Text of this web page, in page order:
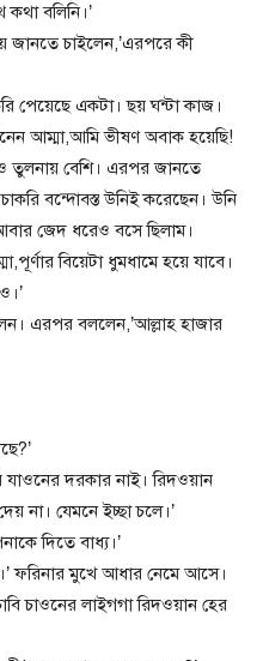
বলিনি।’
জানতে চাইলেন,’এরপরে কী
পেয়েছে একটা। ছয় ঘন্টা কাজ।
আম্মা,আমি ভীষণ অবাক হয়েছি!
বেশি। এরপর জানতে
বন্দোবস্ত উনিই করেছেন। উনি
জেদ ধরেও বসে ছিলাম।
বিয়েটা ধুমধামে হয়ে যাবে।
এরপর বললেন,’আল্লাহ হাজার
দরকার নাই। রিদওয়ান
না। যেমনে ইচ্ছা চলে।’
দিতে বাধ্য।’
ফরিনার মুখে আধার নেমে আসে।
চাওনের লাইগগা রিদওয়ান হের